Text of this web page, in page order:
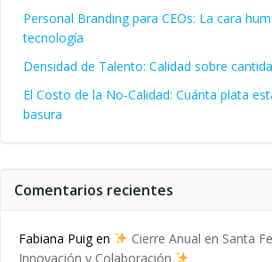
Personal Branding para CEOs: La cara
tecnología
Densidad de Talento: Calidad sobre
El Costo de la No-Calidad: Cuánta plata
basura
Comentarios recientes
Fabiana Puigen
Cierre Anual en Santa
Innovación y Colaboración